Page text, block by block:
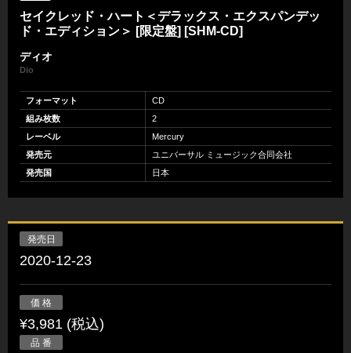
セイクレッド・ハート＜デラックス・エクスパンデッ
ド・エディション＞ [限定盤] [SHM-CD]
ディオ
Dio
フォーマット
CD
組み枚数
2
レーベル
Mercury
発売元
ユニバーサル ミュージック合同会社
発売国
日本
発売日
2020-12-23
価 格
¥3,981 (税込)
品 番